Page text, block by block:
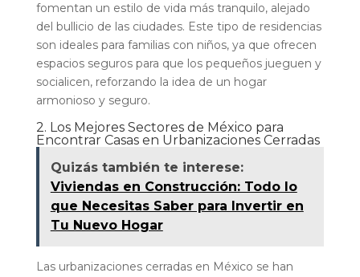
fomentan un estilo de vida más tranquilo, alejado
del bullicio de las ciudades. Este tipo de residencias
son ideales para familias con niños, ya que ofrecen
espacios seguros para que los pequeños jueguen y
socialicen, reforzando la idea de un hogar
armonioso y seguro.
2. Los Mejores Sectores de México para
Encontrar Casas en Urbanizaciones Cerradas
Quizás también te interese:
Viviendas en Construcción: Todo lo
que Necesitas Saber para Invertir en
Tu Nuevo Hogar
Las urbanizaciones cerradas en México se han